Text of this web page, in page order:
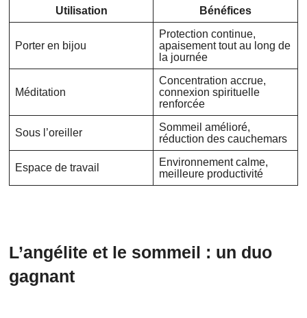
Utilisation Bénéfices
Porter en bijou
Protection continue,
apaisement tout au long de
la journée
Méditation
Concentration accrue,
connexion spirituelle
renforcée
Sous l’oreiller
Sommeil amélioré,
réduction des cauchemars
Espace de travail
Environnement calme,
meilleure productivité
L’angélite et le sommeil : un duo
gagnant